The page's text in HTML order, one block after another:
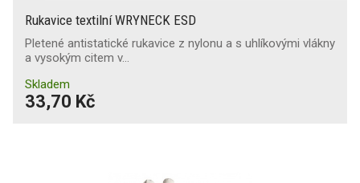
Rukavice textilní WRYNECK ESD
Pletené antistatické rukavice z nylonu a s uhlíkovými vlákny
a vysokým citem v…
Skladem
33,70 Kč